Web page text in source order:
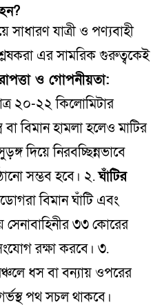
যাত্রী ও পণ্যবাহী
এর সামরিক গুরুত্বকেই
ও গোপনীয়তা:
২০-২২ কিলোমিটার
বা বিমান হামলা হলেও মাটির
দিয়ে নিরবচ্ছিন্নভাবে
সম্ভব হবে। ২.ঘাঁটির
বিমান ঘাঁটি এবং
সেনাবাহিনীর ৩৩ কোরের
রক্ষা করবে। ৩.
ধস বা বন্যায় ওপরের
পথ সচল থাকবে।